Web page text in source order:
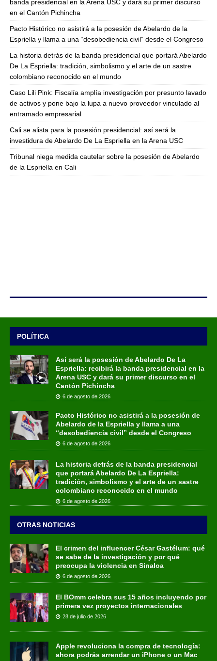
banda presidencial en la Arena USC y dará su primer discurso
en el Cantón Pichincha
Pacto Histórico no asistirá a la posesión de Abelardo de la
Espriella y llama a una “desobediencia civil” desde el Congreso
La historia detrás de la banda presidencial que portará Abelardo
De La Espriella: tradición, simbolismo y el arte de un sastre
colombiano reconocido en el mundo
Caso Lili Pink: Fiscalía amplía investigación por presunto lavado
de activos y pone bajo la lupa a nuevo proveedor vinculado al
entramado empresarial
Cali se alista para la posesión presidencial: así será la
investidura de Abelardo De La Espriella en la Arena USC
Tribunal niega medida cautelar sobre la posesión de Abelardo
de la Espriella en Cali
POLÍTICA
Así será la posesión de Abelardo De La
Espriella: recibirá la banda presidencial en la
Arena USC y dará su primer discurso en el
Cantón Pichincha
6 de agosto de 2026
Pacto Histórico no asistirá a la posesión de
Abelardo de la Espriella y llama a una
“desobediencia civil” desde el Congreso
6 de agosto de 2026
La historia detrás de la banda presidencial
que portará Abelardo De La Espriella:
tradición, simbolismo y el arte de un sastre
colombiano reconocido en el mundo
6 de agosto de 2026
OTRAS NOTICIAS
El crimen del influencer César Gastélum: qué
se sabe de la investigación y por qué
preocupa la violencia en Sinaloa
6 de agosto de 2026
El BOmm celebra sus 15 años incluyendo por
primera vez proyectos internacionales
28 de julio de 2026
Apple revoluciona la compra de tecnología:
ahora podrás arrendar un iPhone o un Mac